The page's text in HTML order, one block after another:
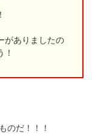
がありましたの
のだ！！！